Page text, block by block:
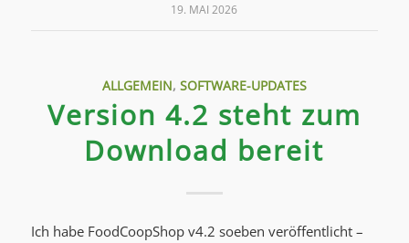
19. MAI 2026
ALLGEMEIN, SOFTWARE-UPDATES
Version 4.2 steht zum
Download bereit
Ich habe FoodCoopShop v4.2 soeben veröffentlicht –